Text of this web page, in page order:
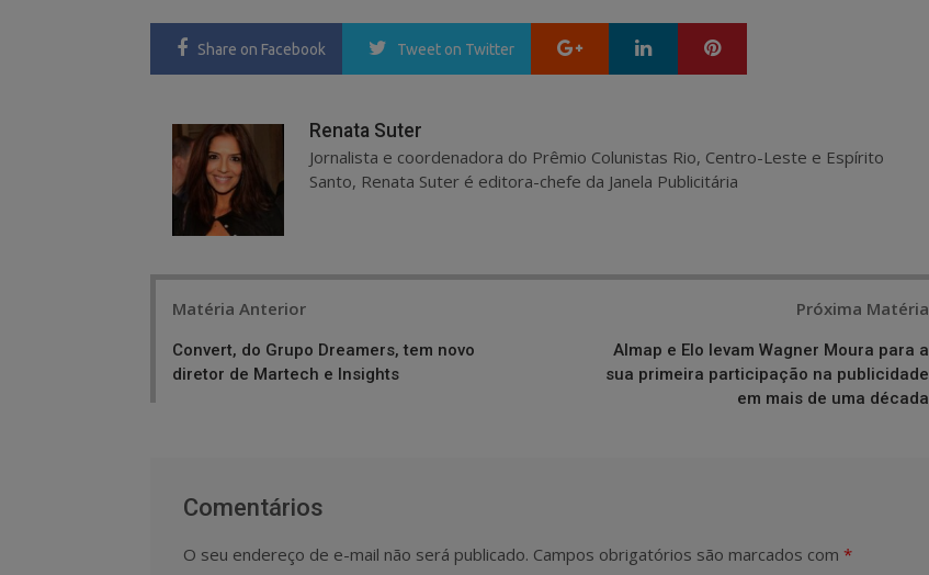
Share on Facebook Tweet on Twitter Google+ LinkedIn
Renata Suter
Jornalista e coordenadora do Prêmio Colunistas Rio, Centro-Leste e Espírito
Santo, Renata Suter é editora-chefe da Janela Publicitária
Matéria Anterior
Convert, do Grupo Dreamers, tem novo
diretor de Martech e Insights
Próxima Matéria
Almap e Elo levam Wagner Moura para a
sua primeira participação na publicidade
em mais de uma década
Comentários
O seu endereço de e-mail não será publicado. Campos obrigatórios são marcados com *